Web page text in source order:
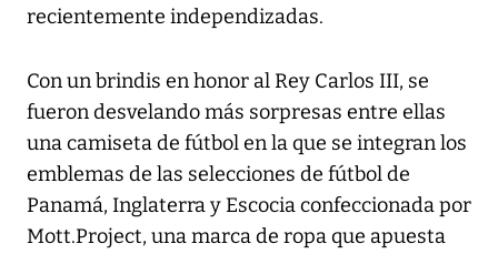
recientemente independizadas.
Con un brindis en honor al Rey Carlos III, se
fueron desvelando más sorpresas entre ellas
una camiseta de fútbol en la que se integran los
emblemas de las selecciones de fútbol de
Panamá, Inglaterra y Escocia confeccionada por
Mott.Project, una marca de ropa que apuesta